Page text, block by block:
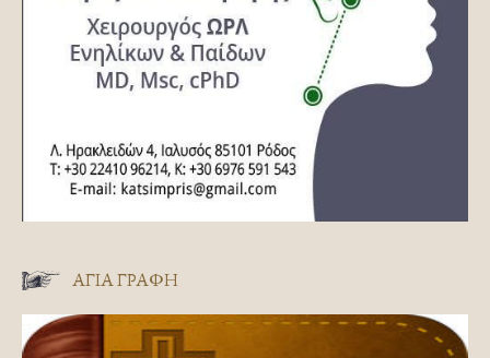
ΑΓΊΑ ΓΡΑΦΉ